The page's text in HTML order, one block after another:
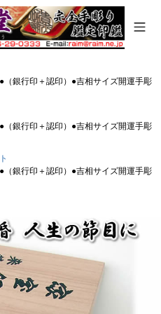
銀行印＋認印）●吉相サイズ開運手彫
銀行印＋認印）●吉相サイズ開運手彫
銀行印＋認印）●吉相サイズ開運手彫